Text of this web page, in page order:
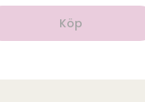
Köp